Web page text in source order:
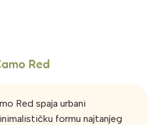
Red
Red spaja urbani
formu najtanjeg